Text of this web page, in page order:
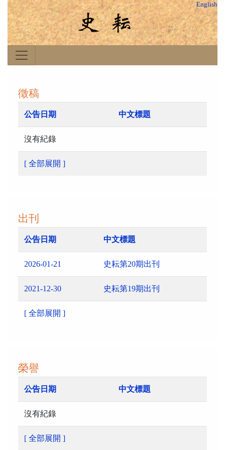
English
徵稿
公告日期 中文標題
沒有紀錄
[ 全部展開 ]
出刊
公告日期 中文標題
2026-01-21 史耘第20期出刊
2021-12-30 史耘第19期出刊
[ 全部展開 ]
榮譽
公告日期 中文標題
沒有紀錄
[ 全部展開 ]